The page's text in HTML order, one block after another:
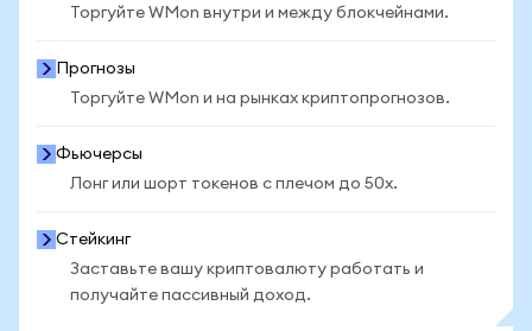
Торгуйте WMon внутри и между блокчейнами.
Прогнозы
Торгуйте WMon и на рынках криптопрогнозов.
Фьючерсы
Лонг или шорт токенов с плечом до 50x.
Стейкинг
Заставьте вашу криптовалюту работать и
получайте пассивный доход.